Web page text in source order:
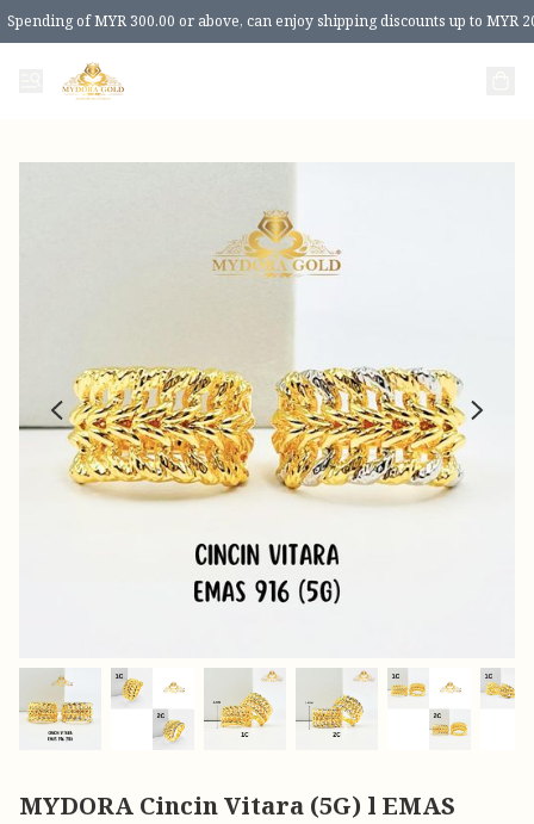
Spending of MYR 300.00 or above, can enjoy shipping discounts up to MYR
MYDORA Cincin Vitara (5G) l EMAS